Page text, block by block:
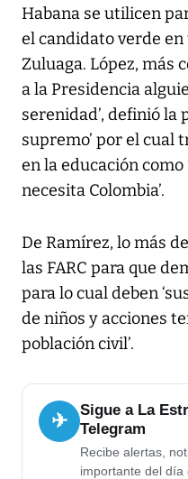
Habana se utilicen
el candidato verde
Zuluaga. López, más
a la Presidencia
serenidad’, definió la
supremo’ por el cual
en la educación como
necesita Colombia’.
De Ramírez, lo más
las FARC para que
para lo cual deben
de niños y acciones
población civil’.
✈
Sigue a La
Telegram
Recibe alertas,
importante del día